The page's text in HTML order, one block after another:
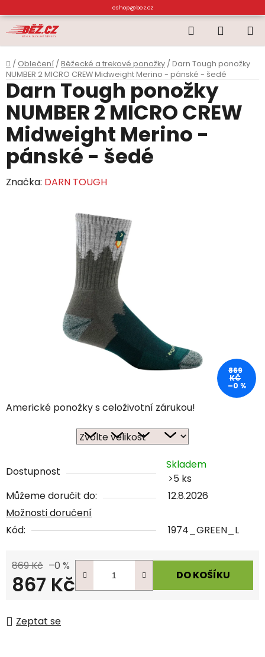
na
obsah
eshop@bez.cz
Hledat
KOŠÍK
Domů
/ Oblečení / Běžecké a trekové ponožky / Darn Tough ponožky
NUMBER 2 MICRO CREW Midweight Merino - pánské - šedé
Americké ponožky s celoživotní zárukou!
Dostupnost
Skladem
>5 ks
Můžeme doručit do:
12.8.2026
Možnosti doručení
Kód:
1974_GREEN_L
869 Kč –0 %
867 Kč DO KOŠÍKU
Zeptat se
Darn Tough ponožky
NUMBER 2 MICRO CREW
Midweight Merino -
pánské - šedé
Značka: DARN TOUGH
869
KČ
–0 %